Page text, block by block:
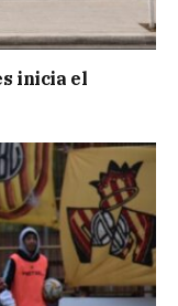
inicia el